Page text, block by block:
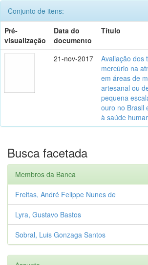
Conjunto de itens:
Pré-
visualização
Data do
documento
Título
21-nov-2017
Avaliação dos
mercúrio na
em áreas de
artesanal ou
pequena
ouro no Brasil
à saúde
Busca facetada
Membros da Banca
Freitas, André Felippe Nunes de
Lyra, Gustavo Bastos
Sobral, Luis Gonzaga Santos